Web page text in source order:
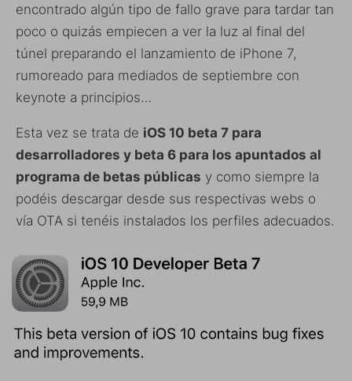
encontrado algún tipo de fallo grave para tardar tan
poco o quizás empiecen a ver la luz al final del
túnel preparando el lanzamiento de iPhone 7,
rumoreado para mediados de septiembre con
keynote a principios…
Esta vez se trata de iOS 10 beta 7 para
desarrolladores y beta 6 para los apuntados al
programa de betas públicas y como siempre la
podéis descargar desde sus respectivas webs o
vía OTA si tenéis instalados los perfiles adecuados.